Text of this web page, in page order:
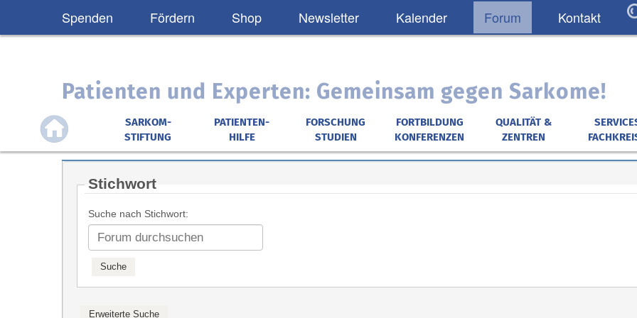
Spenden Fördern Shop Newsletter Kalender Forum Kontakt
Patienten und Experten: Gemeinsam gegen Sarkome!
SARKOM-
STIFTUNG
PATIENTEN-
HILFE
FORSCHUNG
STUDIEN
FORTBILDUNG
KONFERENZEN
QUALITÄT &
ZENTREN
Stichwort
Suche nach Stichwort: